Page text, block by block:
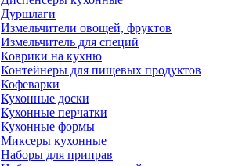
Дуршлаги
Измельчители овощей, фруктов
Измельчитель для специй
Коврики на кухню
Контейнеры для пищевых продуктов
Кофеварки
Кухонные доски
Кухонные перчатки
Кухонные формы
Миксеры кухонные
Наборы для приправ